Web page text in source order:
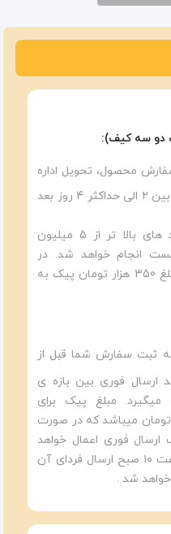
دو سه کیف):
محصول، تحویل اداره
ی پست شده و معمولا در تهران بین ۲ الی حداکثر 4 روز بعد
«توجه داشته باشید برای خرید های بالا تر از 5 میلیون
انجام خواهد شد. در
صورت درخواست ارسال فوری مبلغ 350 هزار تومان پیک به
ثبت سفارش شما قبل از
مبلغ پیک برای
ارسال فوری 350 هزار تومان میباشد که در صورت
فوری اعمال خواهد
شد. و برای سفارشات بعد از ساعت ۱۰ صبح ارسال فردای آن